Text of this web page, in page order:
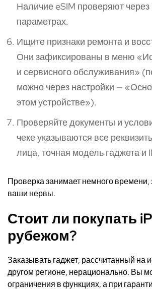
Наличие eSIM проверяют
параметрах.
Ищите признаки ремонта и
Они зафиксированы в меню
и сервисного обслуживания»
можно через настройки —
этом устройстве»).
Проверяйте документы и
чеке указываются все
лица, точная модель гаджета и
Проверка занимает немного времени,
ваши нервы.
Стоит ли покупать
рубежом?
Заказывать гаджет, рассчитанный на
другом регионе, нерационально. Вы
ограничения в функциях, а при